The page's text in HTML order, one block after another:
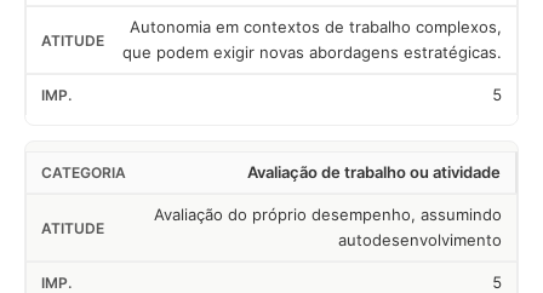
Autonomia em contextos de trabalho complexos,
que podem exigir novas abordagens estratégicas.
5
Avaliação de trabalho ou atividade
Avaliação do próprio desempenho, assumindo
autodesenvolvimento
5